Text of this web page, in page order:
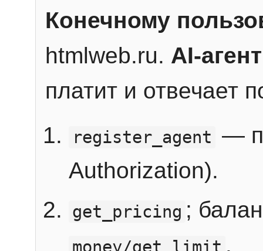
Конечному
htmlweb.ru. AI-агент
платит и отвечает
register_agent —
Authorization).
get_pricing ;
.